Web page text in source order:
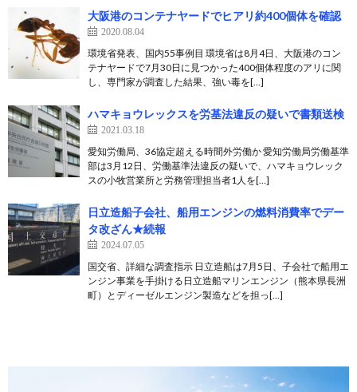
大阪港のコンテナヤードでヒアリ約400個体を確認
2020.08.04
環境省発表、国内55事例目 環境省は8月4日、大阪港のコン
テナヤードで7月30日に見つかった400個体程度のアリに関
し、専門家が調査した結果、強い毒を[…]
ハマキョウレックスを労基法違反の疑いで書類送検
2021.03.18
愛知労働局、36協定超える時間外労働か 愛知労働局労働基準
部は3月12日、労働基準法違反の疑いで、ハマキョウレック
スの小牧営業所と労務管理担当者1人を[…]
日立造船子会社、船用エンジンの燃料消費率でデー
タ改ざん★続報
2024.07.05
国交省、詳細な調査指示 日立造船は7月5日、子会社で船用エ
ンジン事業を手掛ける日立造船マリンエンジン（熊本県長洲
町）とディーゼルエンジン製造などを担っ[…]